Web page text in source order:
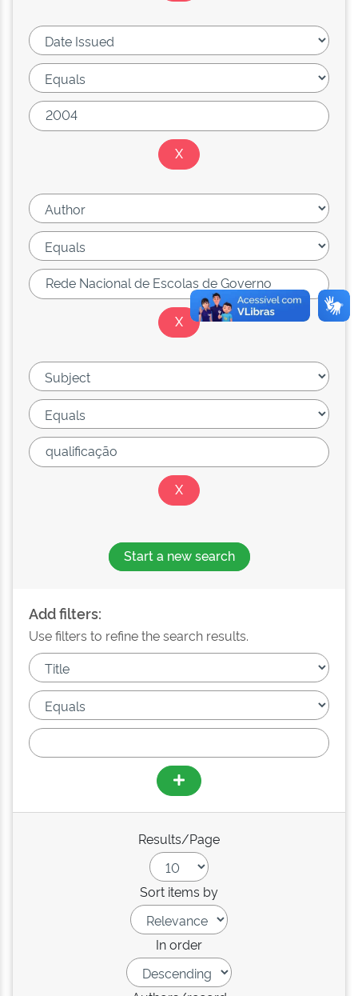
Start a new search
Add filters:
Use filters to refine the search results.
Results/Page
Sort items by
In order